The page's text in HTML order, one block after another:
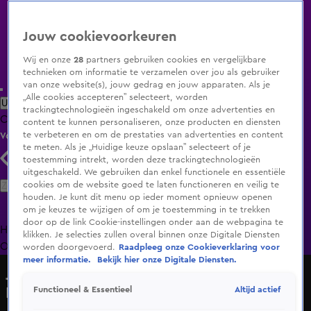
Uitzending Gemist Populaire programma's Zenders Genres
ClipsFilmsRadioSmart TV inlogShop
Volg KIJK
Zoeken
HomeUitzending Gemist Programma's De Bondgenoten
OranjezomerLivestreamsShop
Jelies & Gnodde: Grote Gezinnen
Emigreren
Jouw cookievoorkeuren
Wij en onze28 partners gebruiken cookies en vergelijkbare
technieken om informatie te verzamelen over jou als gebruiker
van onze website(s), jouw gedrag en jouw apparaten. Als je
„Alle cookies accepteren” selecteert, worden
trackingtechnologieën ingeschakeld om onze advertenties en
content te kunnen personaliseren, onze producten en diensten
te verbeteren en om de prestaties van advertenties en content
te meten. Als je „Huidige keuze opslaan” selecteert of je
toestemming intrekt, worden deze trackingtechnologieën
uitgeschakeld. We gebruiken dan enkel functionele en essentiële
cookies om de website goed te laten functioneren en veilig te
houden. Je kunt dit menu op ieder moment opnieuw openen
om je keuzes te wijzigen of om je toestemming in te trekken
door op de link Cookie-instellingen onder aan de webpagina te
klikken. Je selecties zullen overal binnen onze Digitale Diensten
worden doorgevoerd.
Raadpleeg onze Cookieverklaring voor
meer informatie.
Bekijk hier onze Digitale Diensten.
Functioneel & Essentieel Altijd actief